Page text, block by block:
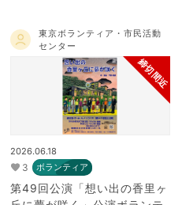
東京ボランティア・市民活動
センター
締切間近
2026.06.18
3 ボランティア
第49回公演「想い出の香里ヶ